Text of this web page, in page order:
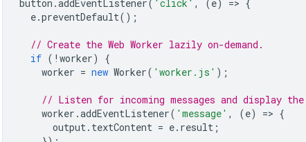
button .addEventListener( 'click' , (e) => {
e.preventDefault();
// Create the Web Worker lazily on-demand.
if ( ! worker)
{
worker = new Worker( 'worker.js' );
// Listen for incoming messages and display
worker .addEventListener( 'message' , (e) => {
output. textContent = e. result ;